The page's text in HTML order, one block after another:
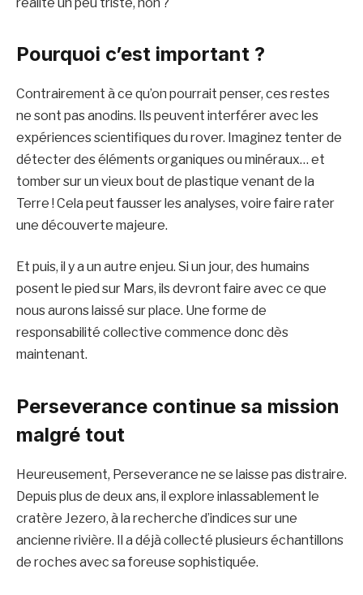
Pourquoi c’est important ?
Contrairement à ce qu’on pourrait penser, ces restes
ne sont pas anodins. Ils peuvent interférer avec les
expériences scientifiques du rover. Imaginez tenter de
détecter des éléments organiques ou minéraux… et
tomber sur un vieux bout de plastique venant de la
Terre ! Cela peut fausser les analyses, voire faire rater
une découverte majeure.
Et puis, il y a un autre enjeu. Si un jour, des humains
posent le pied sur Mars, ils devront faire avec ce que
nous aurons laissé sur place. Une forme de
responsabilité collective commence donc dès
maintenant.
Perseverance continue sa mission
malgré tout
Heureusement, Perseverance ne se laisse pas distraire.
Depuis plus de deux ans, il explore inlassablement le
cratère Jezero, à la recherche d’indices sur une
ancienne rivière. Il a déjà collecté plusieurs échantillons
de roches avec sa foreuse sophistiquée.